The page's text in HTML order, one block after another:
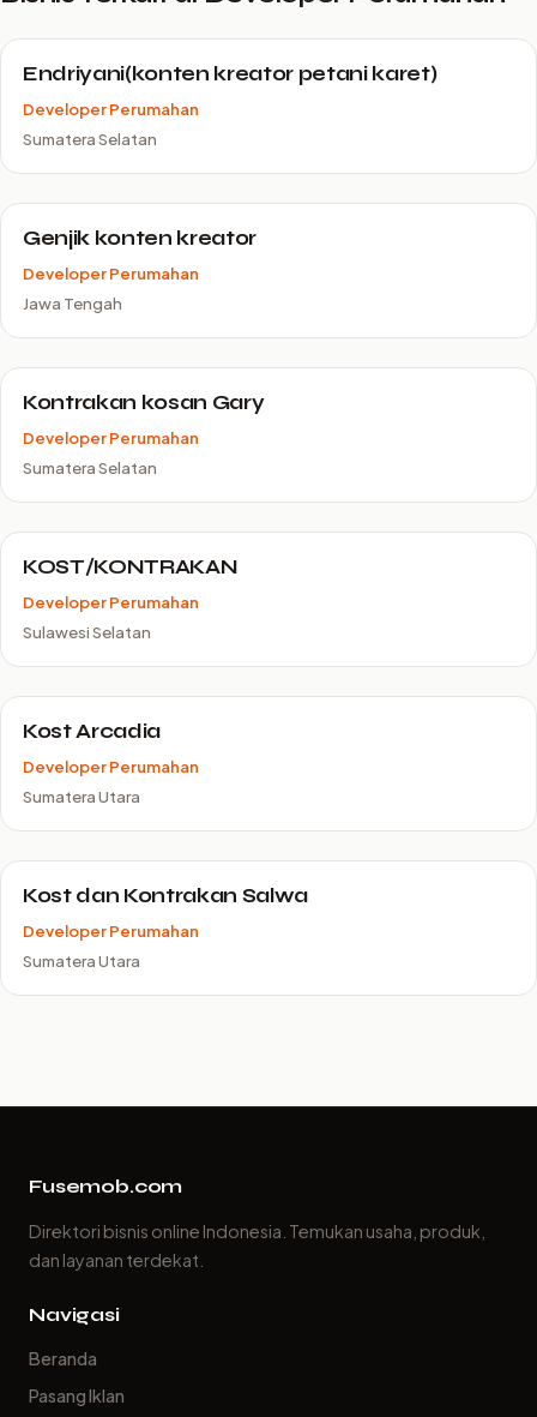
Endriyani(konten kreator petani karet)
Developer Perumahan
Sumatera Selatan
Genjik konten kreator
Developer Perumahan
Jawa Tengah
Kontrakan kosan Gary
Developer Perumahan
Sumatera Selatan
KOST/KONTRAKAN
Developer Perumahan
Sulawesi Selatan
Kost Arcadia
Developer Perumahan
Sumatera Utara
Kost dan Kontrakan Salwa
Developer Perumahan
Sumatera Utara
Fusemob.com
Direktori bisnis online Indonesia. Temukan usaha, produk,
dan layanan terdekat.
Navigasi
Beranda
Pasang Iklan